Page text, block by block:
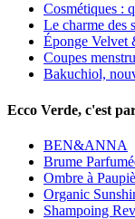
Cosmétiques :
Le charme des
Éponge Velvet
Coupes
Bakuchiol,
Ecco Verde, c'est
BEN&ANNA
Brume
Ombre à
Organic
Shampoing